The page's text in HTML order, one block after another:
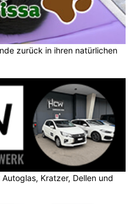
zurück in ihren natürlichen
Kratzer, Dellen und